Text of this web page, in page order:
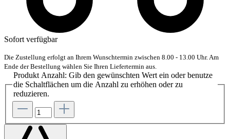
Sofort verfügbar
Die Zustellung erfolgt an Ihrem Wunschtermin zwischen 8.00 - 13.00 Uhr. Am
Ende der Bestellung wählen Sie Ihren Liefertermin aus.
Produkt Anzahl: Gib den gewünschten Wert ein oder benutze
die Schaltflächen um die Anzahl zu erhöhen oder zu
reduzieren.